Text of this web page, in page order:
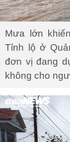
Mưa lớn
Tỉnh lộ ở
đơn vị đang
không cho